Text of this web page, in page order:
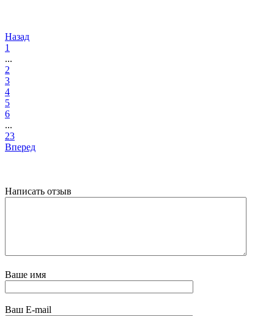
Назад
1
...
2
3
4
5
6
...
23
Вперед
Написать отзыв
Ваше имя
Ваш E-mail